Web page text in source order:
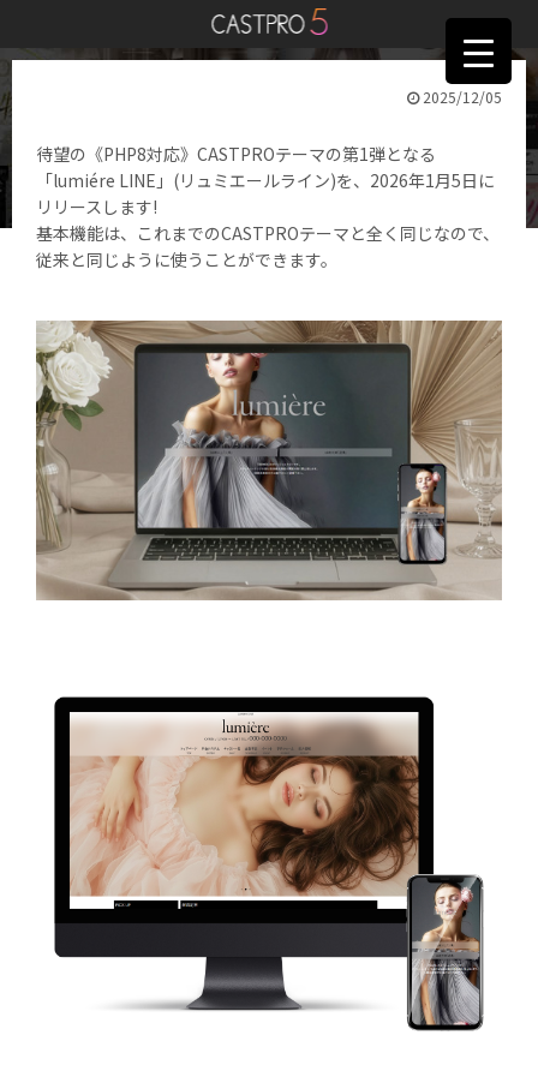
2025/12/05
待望の《PHP8対応》CASTPROテーマの第1弾となる
「lumiére LINE」(リュミエールライン)を、2026年1月5日に
リリースします!
基本機能は、これまでのCASTPROテーマと全く同じなので、
従来と同じように使うことができます。